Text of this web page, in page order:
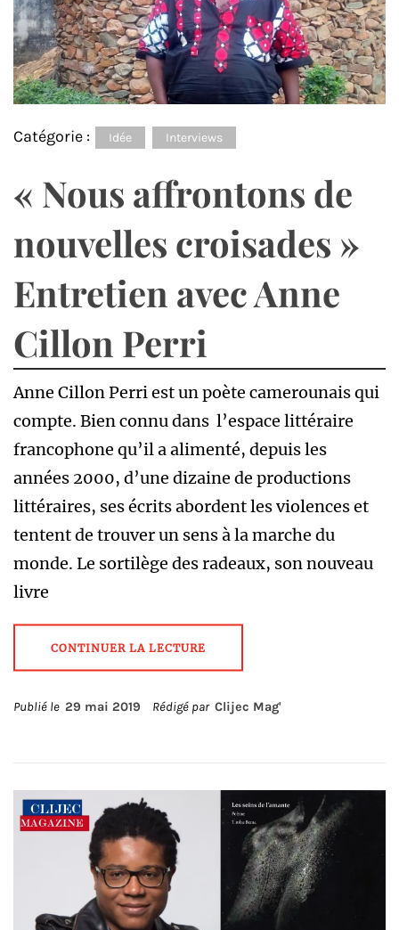
Catégorie : Idée Interviews
« Nous affrontons de
nouvelles croisades »
Entretien avec Anne
Cillon Perri
Anne Cillon Perri est un poète camerounais qui
compte. Bien connu dans l’espace littéraire
francophone qu’il a alimenté, depuis les
années 2000, d’une dizaine de productions
littéraires, ses écrits abordent les violences et
tentent de trouver un sens à la marche du
monde. Le sortilège des radeaux, son nouveau
livre
CONTINUER LA LECTURE
Publié le 29 mai 2019 Rédigé par Clijec Mag'